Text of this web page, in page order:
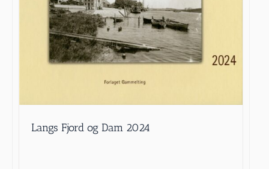
Langs Fjord og Dam 2024